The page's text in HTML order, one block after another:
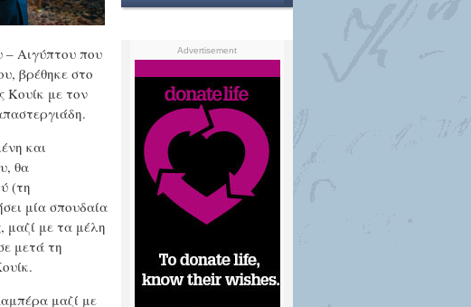
Αιγύπτου που
βρέθηκε στο
Κουίκ με τον
και
θα
(τη
μία σπουδαία
μαζί με τα μέλη
μετά τη
μαζί με
Advertisement